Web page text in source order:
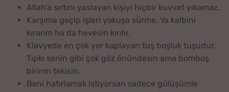
Allah’a sırtını yaslayan kişiyi hiçbir kuvvet yıkamaz.
Karşıma geçip işleri yokuşa sürme. Ya kalbini
kırarım ha da hevesin kırılır.
Klavyede en çok yer kaplayan tuş boşluk tuşudur.
Tıpkı senin gibi çok göz önündesin ama bomboş
birinin tekisin.
Beni hatırlamak istiyorsan sadece gülüşümle